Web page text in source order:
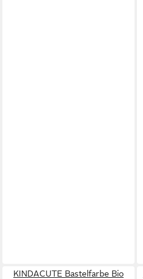
KINDACUTE Bastelfarbe Bio